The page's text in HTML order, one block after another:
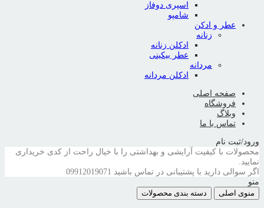
اسپری دوفاز
شامپو
عطر و ادکن
زنانه
ادکلن زنانه
عطر بیکینی
مردانه
ادکلن مردانه
صفحه اصلی
فروشگاه
وبلاگ
تماس با ما
ورود/ثبت نام
محصولات با کیفیت آرایشی و بهداشتی را با خیال راحت از کدی خریداری
نمایید.
اگر سوالی دارید با پشتیبانی در تماس باشید 09912019071
منو
منوی اصلی
دسته بندی محصولات